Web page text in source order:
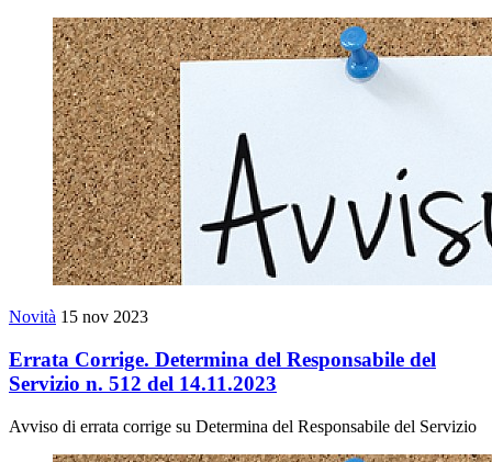
Novità 15 nov 2023
Errata Corrige. Determina del Responsabile del
Servizio n. 512 del 14.11.2023
Avviso di errata corrige su Determina del Responsabile del Servizio